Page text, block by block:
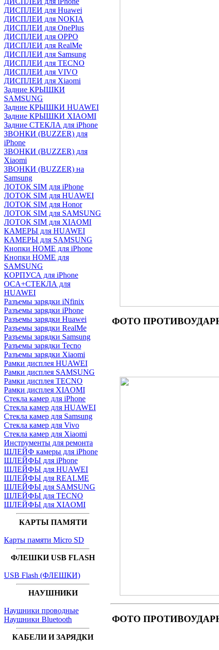
ДИСПЛЕИ для Huawei
ДИСПЛЕИ для NOKIA
ДИСПЛЕИ для OnePlus
ДИСПЛЕИ для OPPO
ДИСПЛЕИ для RealMe
ДИСПЛЕИ для Samsung
ДИСПЛЕИ для TECNO
ДИСПЛЕИ для VIVO
ДИСПЛЕИ для Xiaomi
Задние КРЫШКИ
SAMSUNG
Задние КРЫШКИ HUAWEI
Задние КРЫШКИ XIAOMI
Задние СТЕКЛА для iPhone
ЗВОНКИ (BUZZER) для
iPhone
ЗВОНКИ (BUZZER) для
Xiaomi
ЗВОНКИ (BUZZER) на
Samsung
ЛОТОК SIM для iPhone
ЛОТОК SIM для HUAWEI
ЛОТОК SIM для Honor
ЛОТОК SIM для SAMSUNG
ЛОТОК SIM для XIAOMI
КАМЕРЫ для HUAWEI
КАМЕРЫ для SAMSUNG
Кнопки HOME для iPhone
Кнопки HOME для
SAMSUNG
КОРПУСА для iPhone
OCA+СТЕКЛА для
HUAWEI
Разъемы зарядки iNfinix
Разъемы зарядки iPhone
Разъемы зарядки Huawei
Разъемы зарядки RealMe
Разъемы зарядки Samsung
Разъемы зарядки Tecno
Разъемы зарядки Xiaomi
Рамки дисплея HUAWEI
Рамки дисплея SAMSUNG
Рамки дисплея TECNO
Рамки дисплея XIAOMI
Стекла камер для iPhone
Стекла камер для HUAWEI
Стекла камер для Samsung
Стекла камер для Vivo
Стекла камер для Xiaomi
Инструменты для ремонта
ШЛЕЙФ камеры для iPhone
ШЛЕЙФЫ для iPhone
ШЛЕЙФЫ для HUAWEI
ШЛЕЙФЫ для REALME
ШЛЕЙФЫ для SAMSUNG
ШЛЕЙФЫ для TECNO
ШЛЕЙФЫ для XIAOMI
КАРТЫ ПАМЯТИ
Карты памяти Micro SD
ФЛЕШКИ USB FLASH
USB Flash (ФЛЕШКИ)
НАУШНИКИ
Наушники проводные
Наушники Bluetooth
КАБЕЛИ И ЗАРЯДКИ
ФОТО
ФОТО